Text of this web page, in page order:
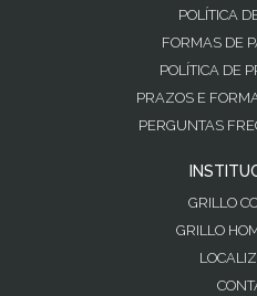
POLÍTICA
FORMAS DE
POLÍTICA DE
PRAZOS E
PERGUNTAS
GRILLO
GRILLO